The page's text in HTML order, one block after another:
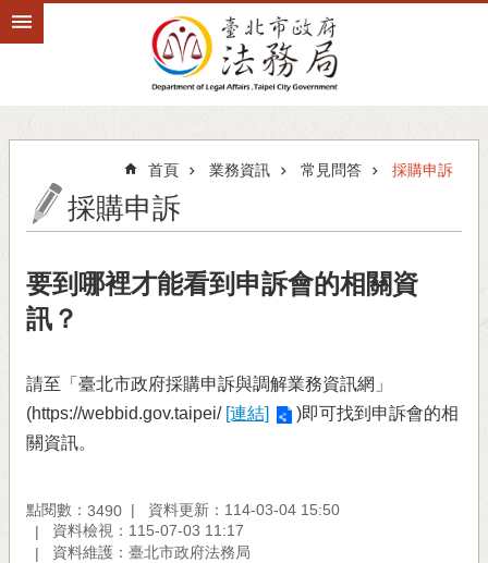
跳到主要內容區塊
首頁 業務資訊 常見問答 採購申訴
採購申訴
要到哪裡才能看到申訴會的相關資
訊？
請至「臺北市政府採購申訴與調解業務資訊網」
(https://webbid.gov.taipei/ [連結]
)即可找到申訴會的相
關資訊。
點閱數： 3490
資料更新：114-03-04 15:50
資料檢視：115-07-03 11:17
資料維護：臺北市政府法務局